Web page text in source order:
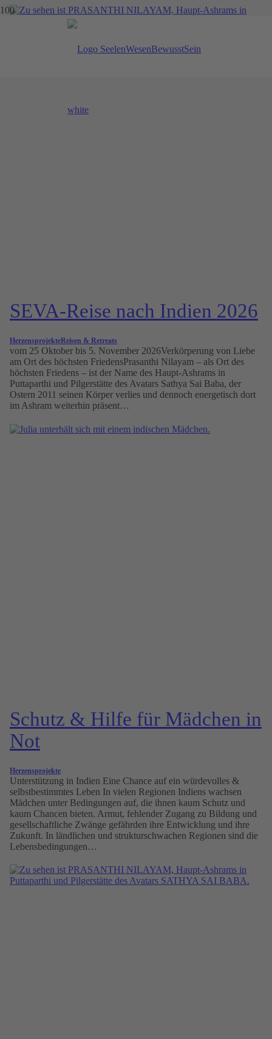
SEVA-Reise nach Indien 2026
HerzensprojekteReisen & Retreats
vom 25 Oktober bis 5. November 2026Verkörperung von Liebe
am Ort des höchsten FriedensPrasanthi Nilayam – als Ort des
höchsten Friedens – ist der Name des Haupt-Ashrams in
Puttaparthi und Pilgerstätte des Avatars Sathya Sai Baba, der
Ostern 2011 seinen Körper verlies und dennoch energetisch dort
im Ashram weiterhin präsent…
Schutz & Hilfe für Mädchen in
Not
Herzensprojekte
Unterstützung in Indien Eine Chance auf ein würdevolles &
selbst­bestimmtes Leben In vielen Regionen Indiens wachsen
Mädchen unter Bedingungen auf, die ihnen kaum Schutz und
kaum Chancen bieten. Armut, fehlender Zugang zu Bildung und
gesellschaftliche Zwänge gefährden ihre Entwicklung und ihre
Zukunft. In ländlichen und strukturschwachen Regionen sind die
Lebensbedingungen…